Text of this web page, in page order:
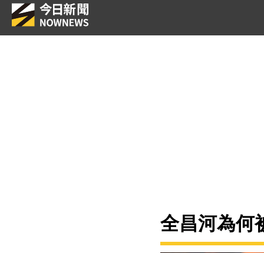
全昌河為何